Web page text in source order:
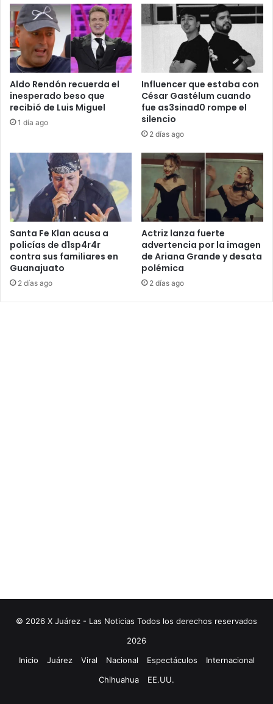
Aldo Rendón recuerda el
inesperado beso que
recibió de Luis Miguel
1 día ago
Influencer que estaba con
César Gastélum cuando
fue as3sinad0 rompe el
silencio
2 días ago
Santa Fe Klan acusa a
policías de d1sp4r4r
contra sus familiares en
Guanajuato
2 días ago
Actriz lanza fuerte
advertencia por la imagen
de Ariana Grande y desata
polémica
2 días ago
© 2026 X Juárez - Las Noticias Todos los derechos reservados
2026
Inicio
Juárez Viral Nacional Espectáculos
Internacional
Chihuahua
EE.UU.